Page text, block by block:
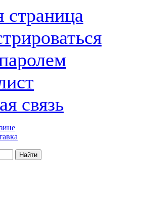
страница
связь